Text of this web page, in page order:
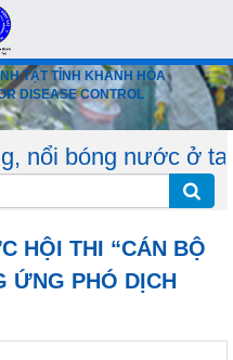
TẬT TỈNH KHÁNH HÒA
DISEASE CONTROL
ở tay, chân…
HỘI THI “CÁN BỘ
ỨNG PHÓ DỊCH